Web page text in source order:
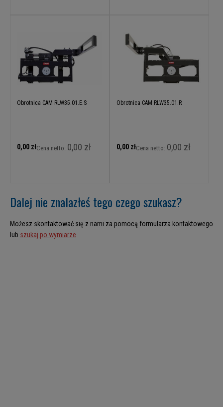
Obrotnica CAM RLW35.01.E.S
0,00 złCena netto: 0,00 zł
Obrotnica CAM RLW35.01.R
0,00 złCena netto: 0,00 zł
Dalej nie znalazłeś tego czego szukasz?
Możesz skontaktować się z nami za pomocą formularza kontaktowego
lub szukaj po wymiarze